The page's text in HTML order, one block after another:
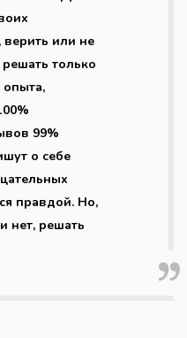
верить или не
только
опыта,
99%
о себе
правдой. Но,
нет, решать